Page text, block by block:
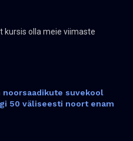
kursis olla meie viimaste
noorsaadikute suvekool
50 väliseesti noort enam